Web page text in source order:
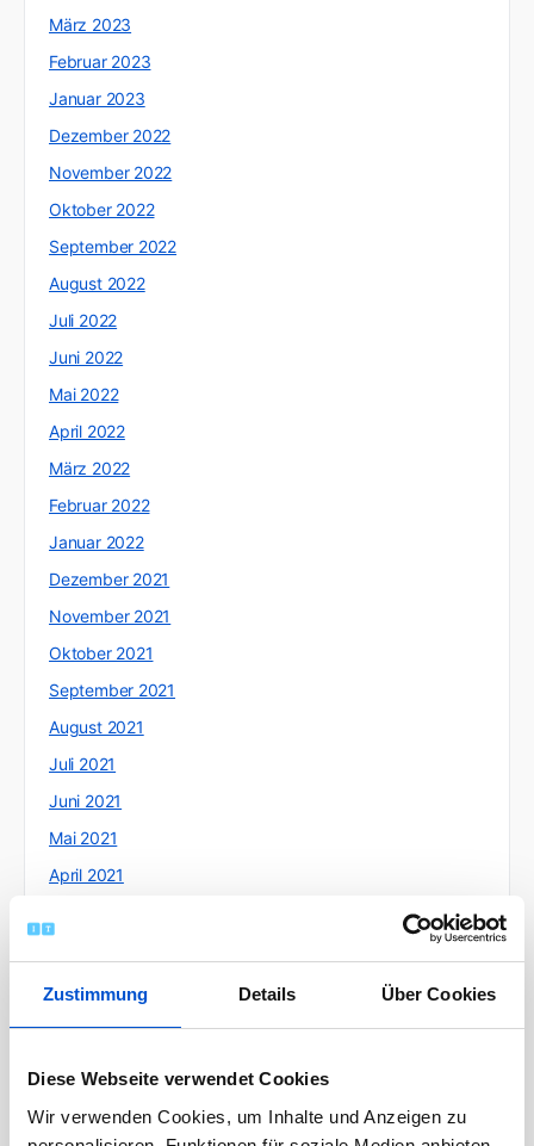
Zustimmung Details Über Cookies
Diese Webseite verwendet Cookies
Wir verwenden Cookies, um Inhalte und Anzeigen zu
März 2023
Februar 2023
Januar 2023
Dezember 2022
November 2022
Oktober 2022
September 2022
August 2022
Juli 2022
Juni 2022
Mai 2022
April 2022
März 2022
Februar 2022
Januar 2022
Dezember 2021
November 2021
Oktober 2021
September 2021
August 2021
Juli 2021
Juni 2021
Mai 2021
April 2021
Januar 2021
Dezember 2020